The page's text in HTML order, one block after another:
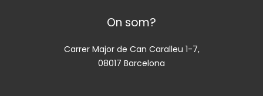
On som?
Carrer Major de Can Caralleu 1-7,
08017 Barcelona